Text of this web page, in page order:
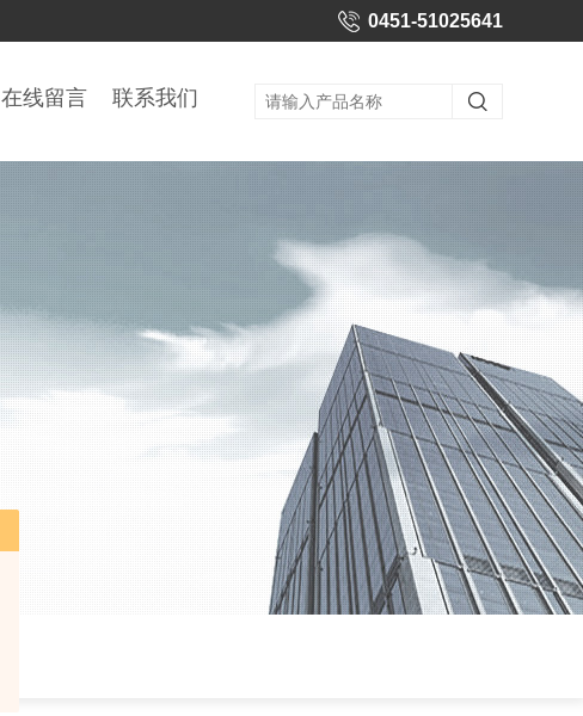
0451-51025641
在线留言 联系我们